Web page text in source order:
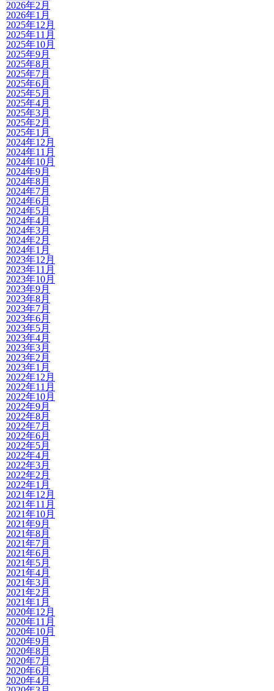
2026年2月
2026年1月
2025年12月
2025年11月
2025年10月
2025年9月
2025年8月
2025年7月
2025年6月
2025年5月
2025年4月
2025年3月
2025年2月
2025年1月
2024年12月
2024年11月
2024年10月
2024年9月
2024年8月
2024年7月
2024年6月
2024年5月
2024年4月
2024年3月
2024年2月
2024年1月
2023年12月
2023年11月
2023年10月
2023年9月
2023年8月
2023年7月
2023年6月
2023年5月
2023年4月
2023年3月
2023年2月
2023年1月
2022年12月
2022年11月
2022年10月
2022年9月
2022年8月
2022年7月
2022年6月
2022年5月
2022年4月
2022年3月
2022年2月
2022年1月
2021年12月
2021年11月
2021年10月
2021年9月
2021年8月
2021年7月
2021年6月
2021年5月
2021年4月
2021年3月
2021年2月
2021年1月
2020年12月
2020年11月
2020年10月
2020年9月
2020年8月
2020年7月
2020年6月
2020年4月